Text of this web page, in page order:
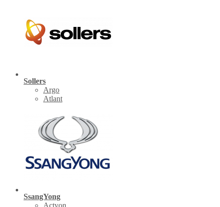
Sollers
Argo
Atlant
SsangYong
Actyon